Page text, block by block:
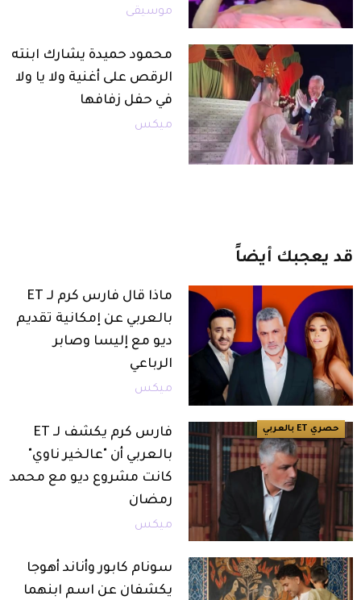
موسيقى
محمود حميدة يشارك ابنته
الرقص على أغنية ولا يا ولا
في حفل زفافها
ميكس
قد يعجبك أيضاً
ماذا قال فارس كرم لـ ET
بالعربي عن إمكانية تقديم
ديو مع إليسا وصابر
الرباعي
ميكس
حصري ET بالعربي
فارس كرم يكشف لـ ET
بالعربي أن "عالخير ناوي"
كانت مشروع ديو مع محمد
رمضان
ميكس
سونام كابور وأناند أهوجا
يكشفان عن اسم ابنهما